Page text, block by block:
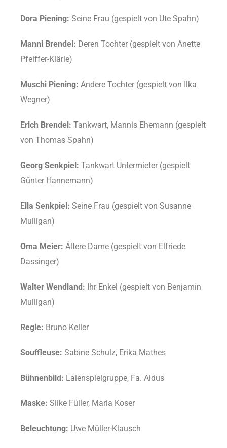
Dora Piening: Seine Frau (gespielt von Ute Spahn)
Manni Brendel: Deren Tochter (gespielt von Anette
Pfeiffer-Klärle)
Muschi Piening: Andere Tochter (gespielt von Ilka
Wegner)
Erich Brendel: Tankwart, Mannis Ehemann (gespielt
von Thomas Spahn)
Georg Senkpiel: Tankwart Untermieter (gespielt
Günter Hannemann)
Ella Senkpiel: Seine Frau (gespielt von Susanne
Mulligan)
Oma Meier: Ältere Dame (gespielt von Elfriede
Dassinger)
Walter Wendland: Ihr Enkel (gespielt von Benjamin
Mulligan)
Regie: Bruno Keller
Souffleuse: Sabine Schulz, Erika Mathes
Bühnenbild: Laienspielgruppe, Fa. Aldus
Maske: Silke Füller, Maria Koser
Beleuchtung: Uwe Müller-Klausch